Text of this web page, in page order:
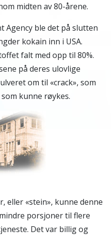
midten av 80-årene.
Agency ble det på slutten
kokain inn i USA.
falt med opp til 80%.
på deres ulovlige
om til «crack», som
kunne røykes.
eller «stein», kunne denne
porsjoner til flere
Det var billig og